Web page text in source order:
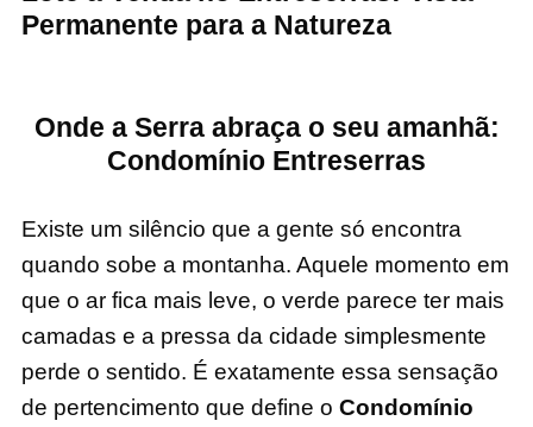
Permanente para a Natureza
Onde a Serra abraça o seu amanhã:
Condomínio Entreserras
Existe um silêncio que a gente só encontra
quando sobe a montanha. Aquele momento em
que o ar fica mais leve, o verde parece ter mais
camadas e a pressa da cidade simplesmente
perde o sentido. É exatamente essa sensação
de pertencimento que define o Condomínio